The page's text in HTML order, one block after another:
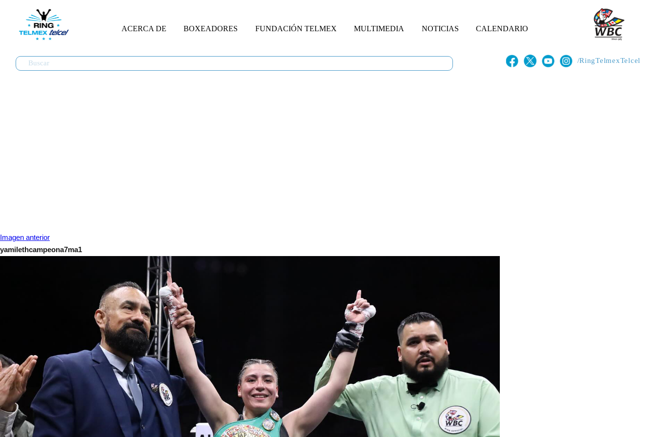
ACERCA DE BOXEADORES FUNDACIÓN TELMEX MULTIMEDIA NOTICIAS CALENDARIO
/RingTelmexTelcel
Imagen anterior
yamilethcampeona7ma1